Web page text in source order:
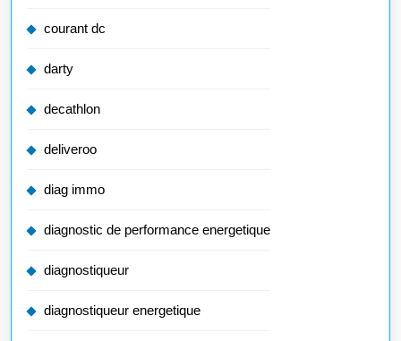
courant dc
darty
decathlon
deliveroo
diag immo
diagnostic de performance energetique
diagnostiqueur
diagnostiqueur energetique